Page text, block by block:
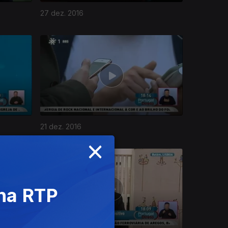
27 dez. 2016
21 dez. 2016
×
RTP